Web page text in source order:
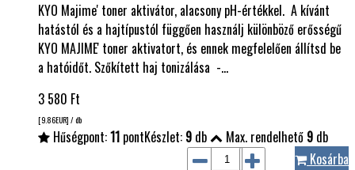
KYO Majime' toner aktivátor, alacsony pH-értékkel. A kívánt
hatástól és a hajtípustól függően használj különböző erősségű
KYO MAJIME' toner aktivatort, és ennek megfelelően állítsd be
a hatóidőt. Szőkített haj tonizálása -…
3 580 Ft
[9.86EUR] / db
Hűségpont:11 pontKészlet: 9 db Max. rendelhető 9 db
Kosárba